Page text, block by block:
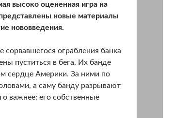
высоко оцененная игра на
новые материалы
нововведения.
ограбления банка
пуститься в бега. Их банде
сердце Америки. За ними по
а саму банду разрывают
важнее: его собственные